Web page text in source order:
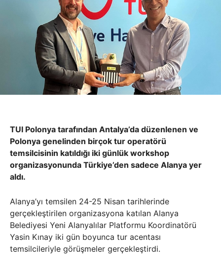
TUI Polonya tarafından Antalya’da düzenlenen ve
Polonya genelinden birçok tur operatörü
temsilcisinin katıldığı iki günlük workshop
organizasyonunda Türkiye’den sadece Alanya yer
aldı.
Alanya’yı temsilen 24-25 Nisan tarihlerinde
gerçekleştirilen organizasyona katılan Alanya
Belediyesi Yeni Alanyalılar Platformu Koordinatörü
Yasin Kınay iki gün boyunca tur acentası
temsilcileriyle görüşmeler gerçekleştirdi.